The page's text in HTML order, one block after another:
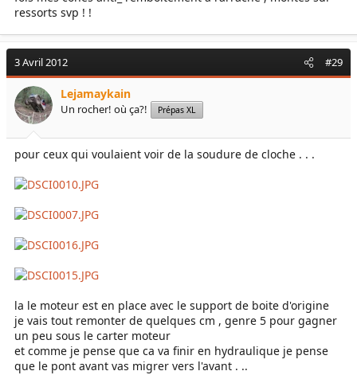
ressorts svp ! !
3 Avril 2012 #29
Lejamaykain
Un rocher! où ça?! Prépas XL
pour ceux qui voulaient voir de la soudure de cloche . . .
la le moteur est en place avec le support de boite d'origine
je vais tout remonter de quelques cm , genre 5 pour gagner
un peu sous le carter moteur
et comme je pense que ca va finir en hydraulique je pense
que le pont avant vas migrer vers l'avant . ..